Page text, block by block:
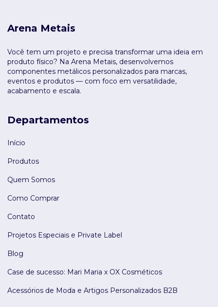
Arena Metais
Você tem um projeto e precisa transformar uma ideia em
produto físico? Na Arena Metais, desenvolvemos
componentes metálicos personalizados para marcas,
eventos e produtos — com foco em versatilidade,
acabamento e escala.
Departamentos
Início
Produtos
Quem Somos
Como Comprar
Contato
Projetos Especiais e Private Label
Blog
Case de sucesso: Mari Maria x OX Cosméticos
Acessórios de Moda e Artigos Personalizados B2B